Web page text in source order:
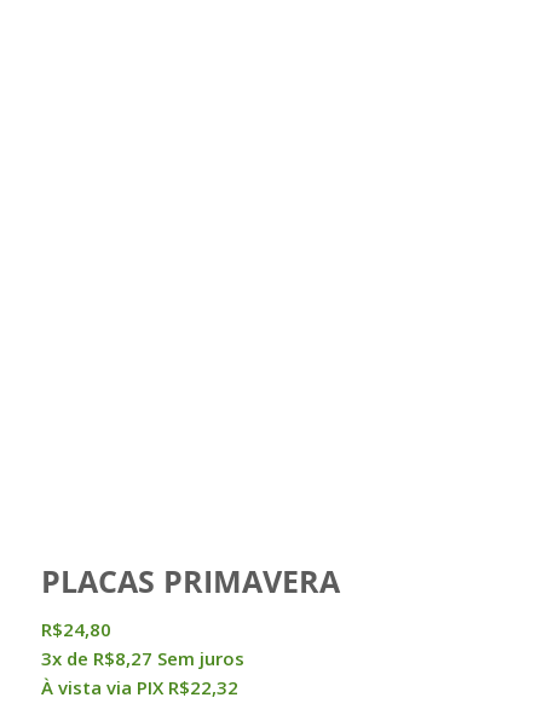
PLACAS PRIMAVERA
R$24,80
3x de R$8,27 Sem juros
À vista via PIX R$22,32